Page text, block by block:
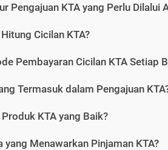
Pengajuan KTA yang Perlu Dilalui
Cicilan KTA?
Pembayaran Cicilan KTA Setiap
Termasuk dalam Pengajuan
KTA yang Baik?
yang Menawarkan Pinjaman KTA?